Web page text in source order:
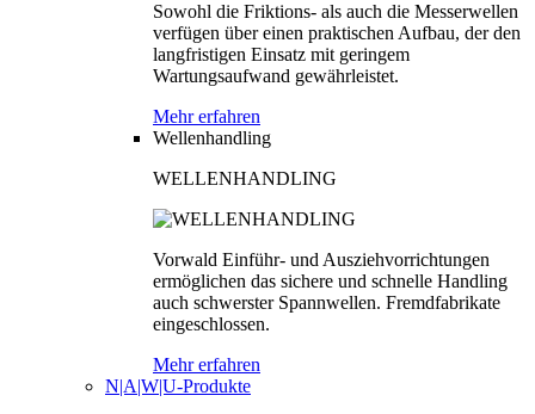
Sowohl die Friktions- als auch die Messerwellen
verfügen über einen praktischen Aufbau, der den
langfristigen Einsatz mit geringem
Wartungsaufwand gewährleistet.
Mehr erfahren
Wellenhandling
WELLENHANDLING
Vorwald Einführ- und Ausziehvorrichtungen
ermöglichen das sichere und schnelle Handling
auch schwerster Spannwellen. Fremdfabrikate
eingeschlossen.
Mehr erfahren
N|A|W|U-Produkte